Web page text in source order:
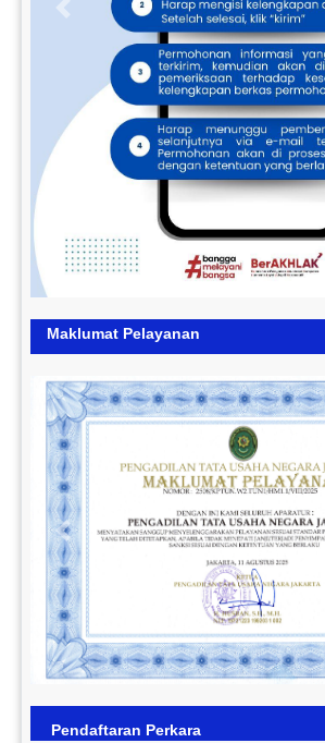
Previous
Maklumat Pelayanan
Previous
Pendaftaran Perkara